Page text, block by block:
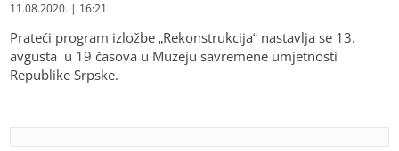
11.08.2020. | 16:21
Prateći program izložbe „Rekonstrukcija“ nastavlja se 13.
avgusta u 19 časova u Muzeju savremene umjetnosti
Republike Srpske.